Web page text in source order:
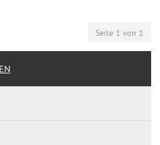
Seite 1 von 1